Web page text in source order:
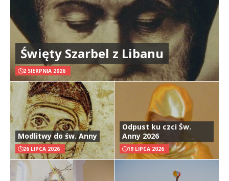
Święty Szarbel z Libanu
2 SIERPNIA 2026
Modlitwy do św. Anny
26 LIPCA 2026
Odpust ku czci Św.
Anny 2026
19 LIPCA 2026